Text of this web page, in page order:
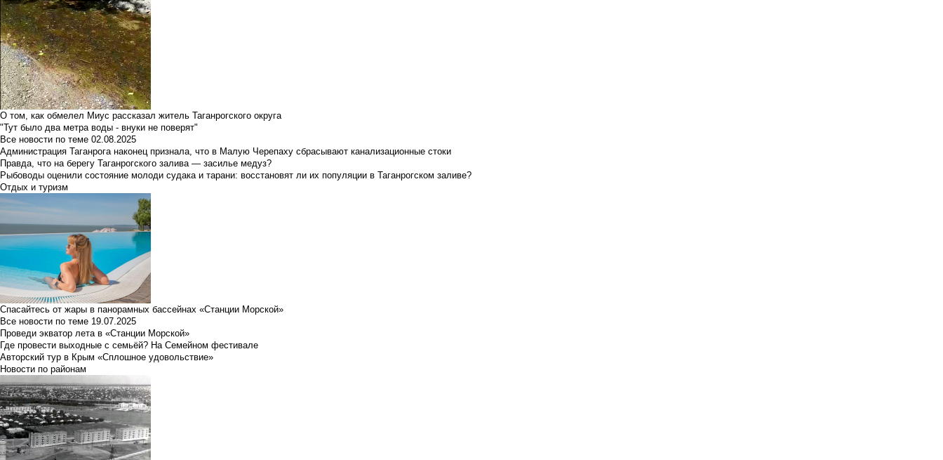
О том, как обмелел Миус рассказал житель Таганрогского округа
"Тут было два метра воды - внуки не поверят"
Все новости по теме 02.08.2025
Администрация Таганрога наконец признала, что в Малую Черепаху сбрасывают канализационные стоки
Правда, что на берегу Таганрогского залива — засилье медуз?
Рыбоводы оценили состояние молоди судака и тарани: восстановят ли их популяции в Таганрогском заливе?
Отдых и туризм
Спасайтесь от жары в панорамных бассейнах «Станции Морской»
Все новости по теме 19.07.2025
Проведи экватор лета в «Станции Морской»
Где провести выходные с семьёй? На Семейном фестивале
Авторский тур в Крым «Сплошное удовольствие»
Новости по районам